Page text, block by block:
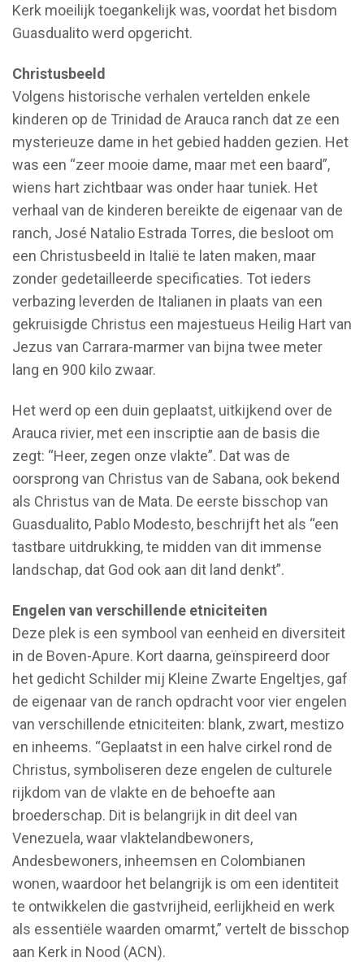
Kerk moeilijk toegankelijk was, voordat het bisdom
Guasdualito werd opgericht.
Christusbeeld
Volgens historische verhalen vertelden enkele
kinderen op de Trinidad de Arauca ranch dat ze een
mysterieuze dame in het gebied hadden gezien. Het
was een “zeer mooie dame, maar met een baard”,
wiens hart zichtbaar was onder haar tuniek. Het
verhaal van de kinderen bereikte de eigenaar van de
ranch, José Natalio Estrada Torres, die besloot om
een Christusbeeld in Italië te laten maken, maar
zonder gedetailleerde specificaties. Tot ieders
verbazing leverden de Italianen in plaats van een
gekruisigde Christus een majestueus Heilig Hart van
Jezus van Carrara-marmer van bijna twee meter
lang en 900 kilo zwaar.
Het werd op een duin geplaatst, uitkijkend over de
Arauca rivier, met een inscriptie aan de basis die
zegt: “Heer, zegen onze vlakte”. Dat was de
oorsprong van Christus van de Sabana, ook bekend
als Christus van de Mata. De eerste bisschop van
Guasdualito, Pablo Modesto, beschrijft het als “een
tastbare uitdrukking, te midden van dit immense
landschap, dat God ook aan dit land denkt”.
Engelen van verschillende etniciteiten
Deze plek is een symbool van eenheid en diversiteit
in de Boven-Apure. Kort daarna, geïnspireerd door
het gedicht Schilder mij Kleine Zwarte Engeltjes, gaf
de eigenaar van de ranch opdracht voor vier engelen
van verschillende etniciteiten: blank, zwart, mestizo
en inheems. “Geplaatst in een halve cirkel rond de
Christus, symboliseren deze engelen de culturele
rijkdom van de vlakte en de behoefte aan
broederschap. Dit is belangrijk in dit deel van
Venezuela, waar vlaktelandbewoners,
Andesbewoners, inheemsen en Colombianen
wonen, waardoor het belangrijk is om een identiteit
te ontwikkelen die gastvrijheid, eerlijkheid en werk
als essentiële waarden omarmt,” vertelt de bisschop
aan Kerk in Nood (ACN).